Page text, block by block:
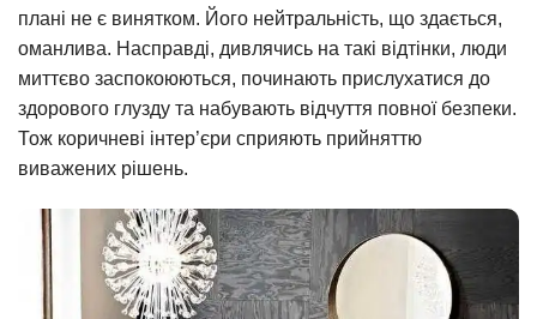
плані не є винятком. Його нейтральність, що здається,
оманлива. Насправді, дивлячись на такі відтінки, люди
миттєво заспокоюються, починають прислухатися до
здорового глузду та набувають відчуття повної безпеки.
Тож коричневі інтер’єри сприяють прийняттю
виважених рішень.